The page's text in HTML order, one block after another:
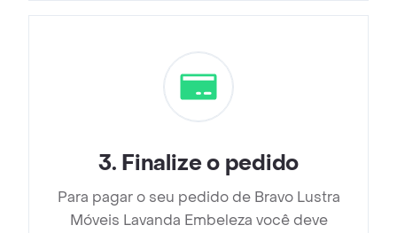
3. Finalize o pedido
Para pagar o seu pedido de Bravo Lustra
Móveis Lavanda Embeleza você deve